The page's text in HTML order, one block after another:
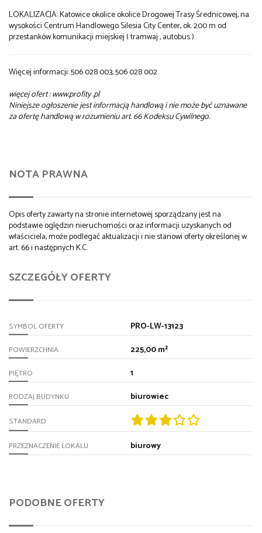
LOKALIZACJA: Katowice okolice okolice Drogowej Trasy Średnicowej, na
wysokości Centrum Handlowego Silesia City Center, ok. 200 m od
przestanków komunikacji miejskiej ( tramwaj , autobus )
Więcej informacji: 506 028 003, 506 028 002
więcej ofert : www.profity .pl
Niniejsze ogłoszenie jest informacją handlową i nie może być uznawane
za ofertę handlową w rozumieniu art. 66 Kodeksu Cywilnego.
NOTA PRAWNA
Opis oferty zawarty na stronie internetowej sporządzany jest na
podstawie oględzin nieruchomości oraz informacji uzyskanych od
właściciela, może podlegać aktualizacji i nie stanowi oferty określonej w
art. 66 i następnych K.C.
SZCZEGÓŁY OFERTY
SYMBOL OFERTY PRO-LW-13123
POWIERZCHNIA 225,00 m²
PIĘTRO 1
RODZAJ BUDYNKU biurowiec
STANDARD
PRZEZNACZENIE LOKALU biurowy
PODOBNE OFERTY